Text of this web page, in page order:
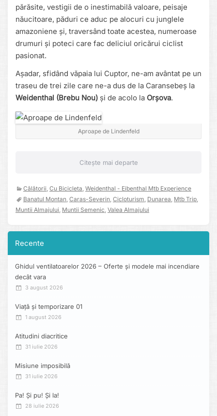
părăsite, vestigii de o inestimabilă valoare, peisaje
năucitoare, păduri ce aduc pe alocuri cu junglele
amazoniene și, traversând toate acestea, numeroase
drumuri și poteci care fac deliciul oricărui ciclist
pasionat.
Așadar, sfidând văpaia lui Cuptor, ne-am avântat pe un
traseu de trei zile care ne-a dus de la Caransebeș la
Weidenthal (Brebu Nou) și de acolo la Orșova.
Aproape de Lindenfeld
Citește mai departe
Călătorii Cu Bicicleta Weidenthal - Eibenthal Mtb Experience
Banatul Montan Caras-Severin Cicloturism Dunarea Mtb Trip
Muntii Almajului Muntii Semenic Valea Almajului
Recente
Ghidul ventilatoarelor 2026 – Oferte și modele mai incendiare
decât vara
3 august 2026
Viață și temporizare 01
1 august 2026
Atitudini diacritice
31 iulie 2026
Misiune imposibilă
31 iulie 2026
Pa! Și pu! Și la!
28 iulie 2026